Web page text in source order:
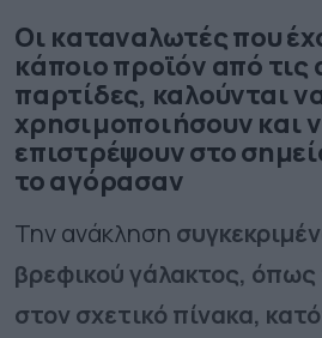
Οι καταναλωτές που
κάποιο προϊόν από
παρτίδες, καλούνται
χρησιμοποιήσουν και
επιστρέψουν στο
το αγόρασαν
Την ανάκληση
βρεφικού γάλακτος,
στον σχετικό πίνακα,